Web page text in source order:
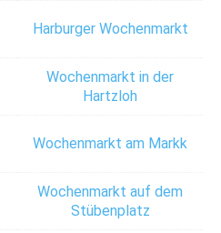
Harburger Wochenmarkt
Wochenmarkt in der
Hartzloh
Wochenmarkt am Markk
Wochenmarkt auf dem
Stübenplatz